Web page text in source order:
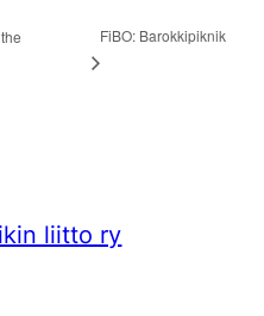
FiBO: Barokkipiknik
liitto ry